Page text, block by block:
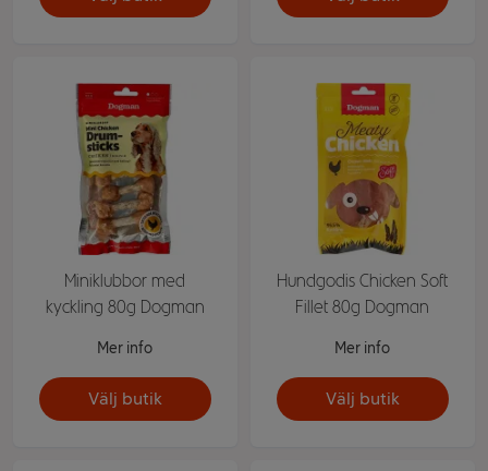
Miniklubbor med
kyckling 80g Dogman
Mer info
Välj butik
Hundgodis Chicken Soft
Fillet 80g Dogman
Mer info
Välj butik